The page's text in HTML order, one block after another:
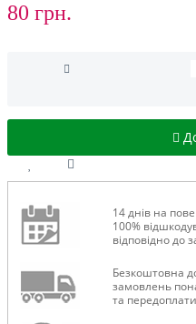
80 грн.
14 днів на
100%
відповідно до
Безкоштовна
замовлень
та передоплати